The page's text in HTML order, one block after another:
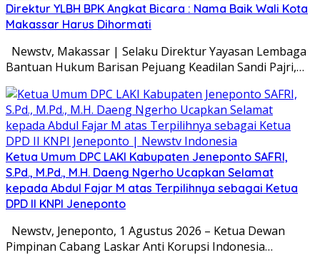
Direktur YLBH BPK Angkat Bicara : Nama Baik Wali Kota
Makassar Harus Dihormati
Newstv, Makassar | Selaku Direktur Yayasan Lembaga
Bantuan Hukum Barisan Pejuang Keadilan Sandi Pajri,…
Ketua Umum DPC LAKI Kabupaten Jeneponto SAFRI,
S.Pd., M.Pd., M.H. Daeng Ngerho Ucapkan Selamat
kepada Abdul Fajar M atas Terpilihnya sebagai Ketua
DPD II KNPI Jeneponto
Newstv, Jeneponto, 1 Agustus 2026 – Ketua Dewan
Pimpinan Cabang Laskar Anti Korupsi Indonesia…